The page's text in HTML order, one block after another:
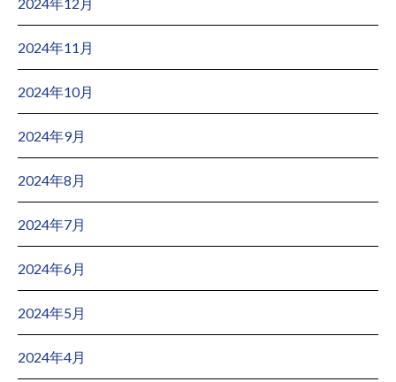
2024年11月
2024年10月
2024年9月
2024年8月
2024年7月
2024年6月
2024年5月
2024年4月